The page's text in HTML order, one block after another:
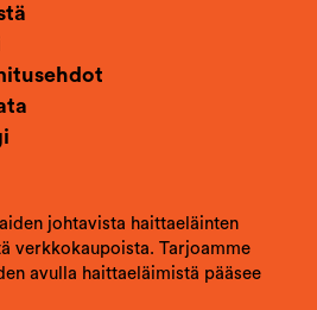
johtavista haittaeläinten
verkkokaupoista. Tarjoamme
avulla haittaeläimistä pääsee